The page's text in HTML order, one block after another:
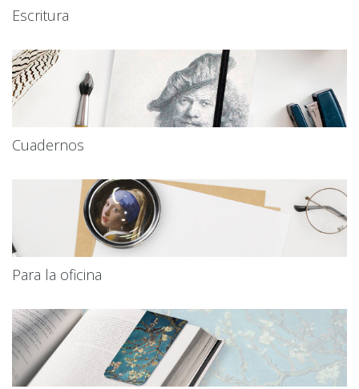
Escritura
Cuadernos
Para la oficina